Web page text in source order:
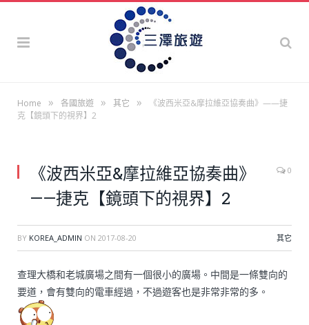
Home » 各國旅遊 » 其它 »
《波西米亞&摩拉維亞協奏曲》——捷
克【鏡頭下的視界】2
《波西米亞&摩拉維亞協奏曲》
——捷克【鏡頭下的視界】2
0
BY KOREA_ADMIN ON 2017-08-20 其它
查理大橋和老城廣場之間有一個很小的廣場。中間是一條雙向的
要道，會有雙向的電車經過，不過遊客也是非常非常的多。